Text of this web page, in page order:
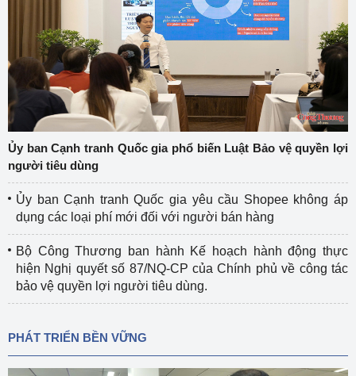
Ủy ban Cạnh tranh Quốc gia phổ biến Luật Bảo vệ quyền lợi
người tiêu dùng
Ủy ban Cạnh tranh Quốc gia yêu cầu Shopee không áp
dụng các loại phí mới đối với người bán hàng
Bộ Công Thương ban hành Kế hoạch hành động thực
hiện Nghị quyết số 87/NQ-CP của Chính phủ về công tác
bảo vệ quyền lợi người tiêu dùng.
PHÁT TRIỂN BỀN VỮNG